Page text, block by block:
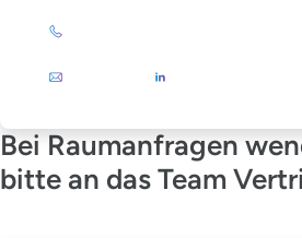
Bei Raumanfragen
bitte an das Team